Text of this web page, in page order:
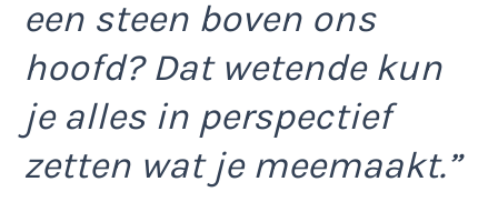
een steen boven ons
hoofd? Dat wetende kun
je alles in perspectief
zetten wat je meemaakt.”